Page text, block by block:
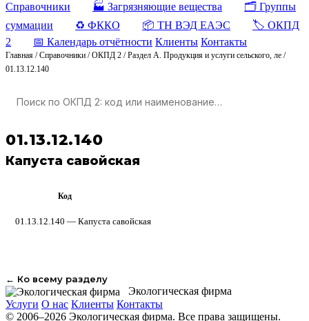
Справочники
🏭 Загрязняющие вещества
🗂️ Группы
суммации
♻️ ФККО 📦 ТН ВЭД ЕАЭС
🏷️ ОКПД
2
📅 Календарь отчётности Клиенты Контакты
Главная /Справочники /ОКПД 2 /Раздел A. Продукция и услуги сельского, ле /
01.13.12.140
01.13.12.140
Капуста савойская
Код
01.13.12.140 — Капуста савойская
← Ко всему разделу
Экологическая фирма
Услуги О нас Клиенты Контакты
© 2006–2026 Экологическая фирма. Все права защищены.